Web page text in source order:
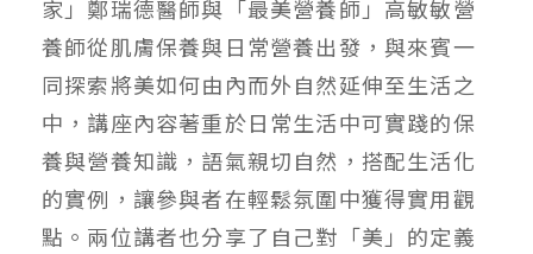
家」鄭瑞德醫師與「最美營養師」高敏敏營
養師從肌膚保養與日常營養出發，與來賓一
同探索將美如何由內而外自然延伸至生活之
中，講座內容著重於日常生活中可實踐的保
養與營養知識，語氣親切自然，搭配生活化
的實例，讓參與者在輕鬆氛圍中獲得實用觀
點。兩位講者也分享了自己對「美」的定義